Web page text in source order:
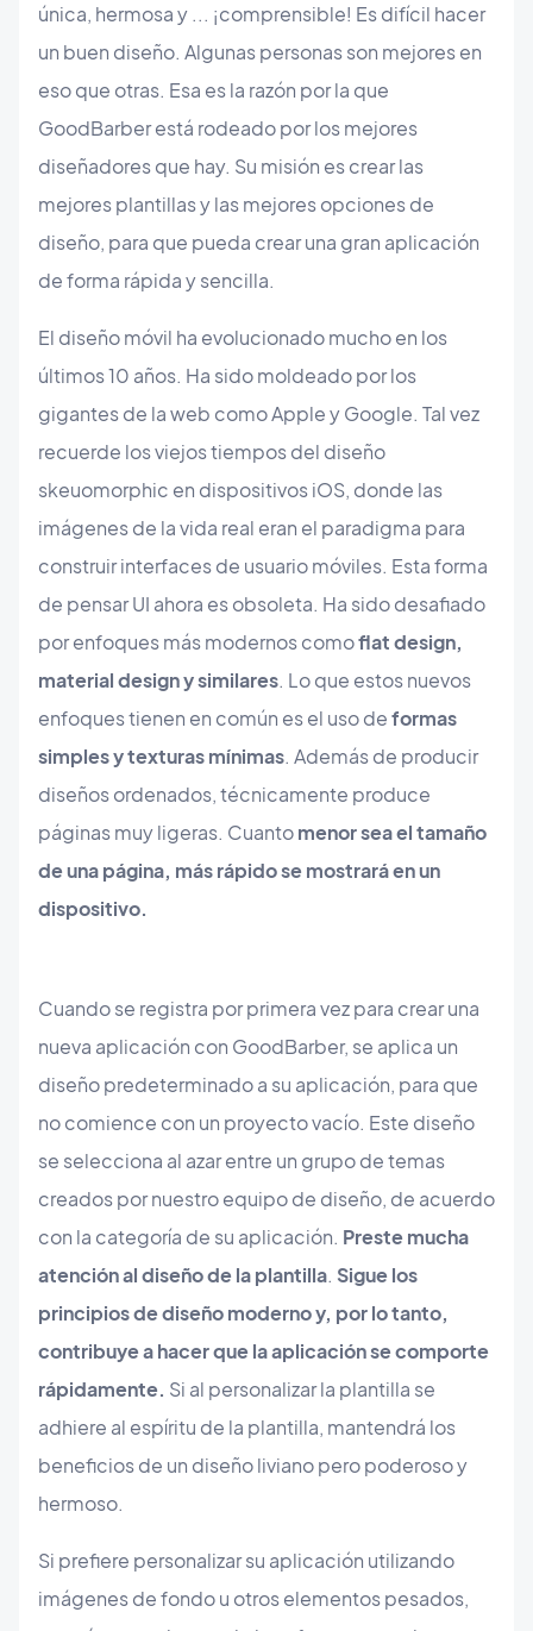
única, hermosa y ... ¡comprensible! Es difícil hacer
un buen diseño. Algunas personas son mejores en
eso que otras. Esa es la razón por la que
GoodBarber está rodeado por los mejores
diseñadores que hay. Su misión es crear las
mejores plantillas y las mejores opciones de
diseño, para que pueda crear una gran aplicación
de forma rápida y sencilla.
El diseño móvil ha evolucionado mucho en los
últimos 10 años. Ha sido moldeado por los
gigantes de la web como Apple y Google. Tal vez
recuerde los viejos tiempos del diseño
skeuomorphic en dispositivos iOS, donde las
imágenes de la vida real eran el paradigma para
construir interfaces de usuario móviles. Esta forma
de pensar UI ahora es obsoleta. Ha sido desafiado
por enfoques más modernos comoflat design,
material design y similares. Lo que estos nuevos
enfoques tienen en común es el uso deformas
simples y texturas mínimas. Además de producir
diseños ordenados, técnicamente produce
páginas muy ligeras. Cuantomenor sea el tamaño
de una página, más rápido se mostrará en un
dispositivo.
Cuando se registra por primera vez para crear una
nueva aplicación con GoodBarber, se aplica un
diseño predeterminado a su aplicación, para que
no comience con un proyecto vacío. Este diseño
se selecciona al azar entre un grupo de temas
creados por nuestro equipo de diseño, de acuerdo
con la categoría de su aplicación. Preste mucha
atención al diseño de la plantilla. Sigue los
principios de diseño moderno y, por lo tanto,
contribuye a hacer que la aplicación se comporte
rápidamente. Si al personalizar la plantilla se
adhiere al espíritu de la plantilla, mantendrá los
beneficios de un diseño liviano pero poderoso y
hermoso.
Si prefiere personalizar su aplicación utilizando
imágenes de fondo u otros elementos pesados,